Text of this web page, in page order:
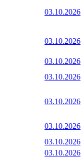
03.10.2026
03.10.2026
03.10.2026
03.10.2026
03.10.2026
03.10.2026
03.10.2026
03.10.2026